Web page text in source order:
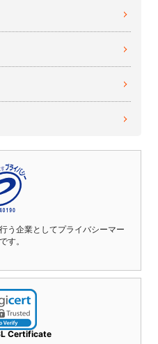
う企業としてプライバシーマー
す。
Certificate